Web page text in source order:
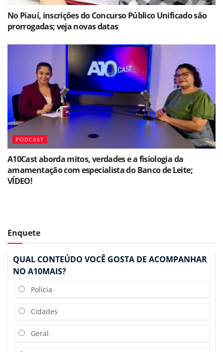
No Piauí, inscrições do Concurso Público Unificado são
prorrogadas; veja novas datas
PODCAST
A10Cast aborda mitos, verdades e a fisiologia da
amamentação com especialista do Banco de Leite;
VÍDEO!
Enquete
QUAL CONTEÚDO VOCÊ GOSTA DE ACOMPANHAR
NO A10MAIS?
Polícia
Cidades
Geral